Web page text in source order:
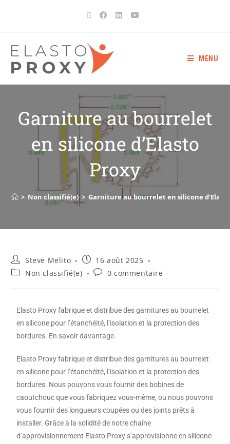
MENU
Garniture au bourrelet
en silicone d’Elasto
Proxy
> Non classifié(e) > Garniture au bourrelet en silicone
Steve Melito
16 août 2025
Non classifié(e)
0 commentaire
Elasto Proxy fabrique et distribue des garnitures au bourrelet
en silicone pour l’étanchéité, l’isolation et la protection des
bordures. En savoir davantage.
Elasto Proxy fabrique et distribue des garnitures au bourrelet
en silicone pour l’étanchéité, l’isolation et la protection des
bordures. Nous pouvons vous fournir des bobines de
caoutchouc que vous fabriquez vous-même, ou nous pouvons
vous fournir des longueurs coupées ou des joints prêts à
installer. Grâce à la solidité de notre chaîne
d’approvisionnement Elasto Proxy s’approvisionne en silicone